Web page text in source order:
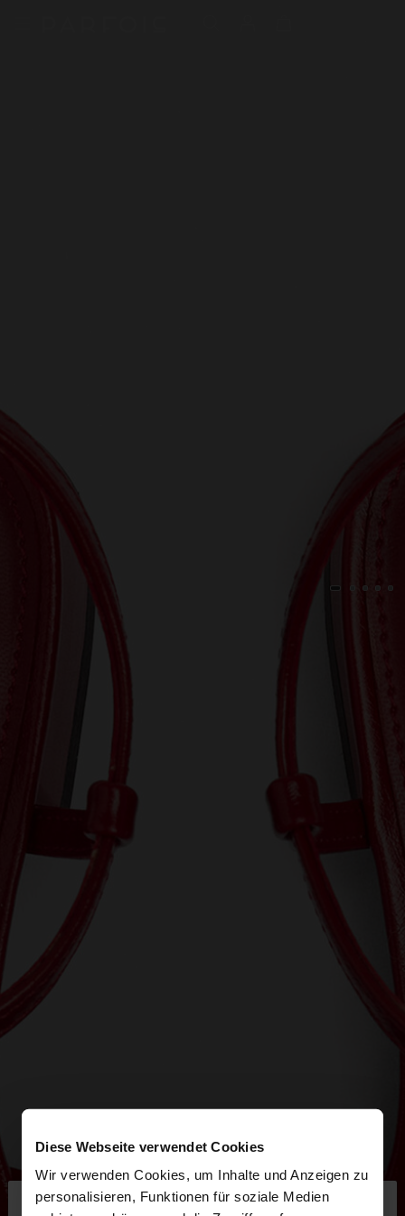
Diese Webseite verwendet Cookies
Wir verwenden Cookies, um Inhalte und Anzeigen zu
personalisieren, Funktionen für soziale Medien
hallo